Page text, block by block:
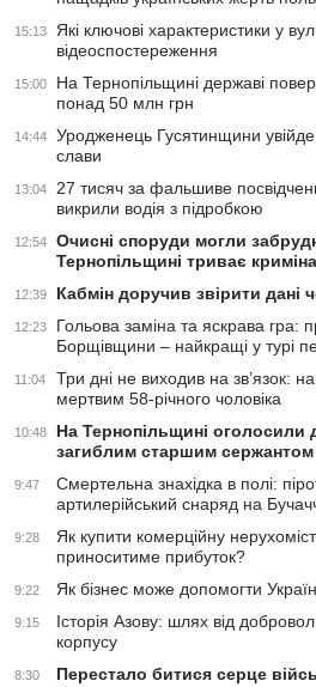
15:13
Які ключові характеристики у
відеоспостереження
15:00
На Тернопільщині державі
понад 50 млн грн
14:44
Уродженець Гусятинщини увійде
слави
13:04
27 тисяч за фальшиве
викрили водія з підробкою
12:54
Очисні споруди могли
Тернопільщині триває
12:39 Кабмін доручив звірити дані
12:23
Гольова заміна та яскрава гра:
Борщівщини – найкращі у турі
11:04
Три дні не виходив на зв’язок:
мертвим 58-річного чоловіка
10:48
На Тернопільщині оголосили
загиблим старшим сержантом
9:47
Смертельна знахідка в полі:
артилерійський снаряд на
9:28
Як купити комерційну
приноситиме прибуток?
9:22 Як бізнес може допомогти
9:15
Історія Азову: шлях від
корпусу
8:30
Перестало битися серце